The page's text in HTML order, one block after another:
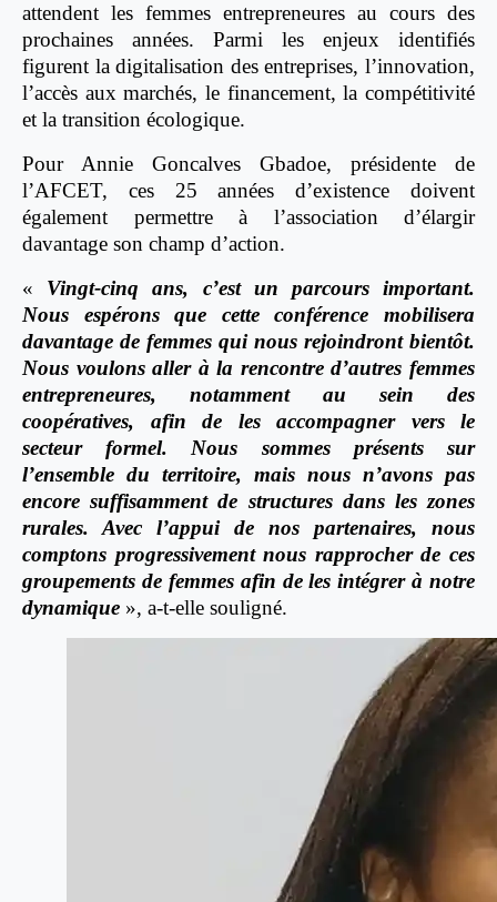
attendent les femmes entrepreneures au cours des
prochaines années. Parmi les enjeux identifiés
figurent la digitalisation des entreprises, l’innovation,
l’accès aux marchés, le financement, la compétitivité
et la transition écologique.
Pour Annie Goncalves Gbadoe, présidente de
l’AFCET, ces 25 années d’existence doivent
également permettre à l’association d’élargir
davantage son champ d’action.
« Vingt-cinq ans, c’est un parcours important.
Nous espérons que cette conférence mobilisera
davantage de femmes qui nous rejoindront bientôt.
Nous voulons aller à la rencontre d’autres femmes
entrepreneures, notamment au sein des
coopératives, afin de les accompagner vers le
secteur formel. Nous sommes présents sur
l’ensemble du territoire, mais nous n’avons pas
encore suffisamment de structures dans les zones
rurales. Avec l’appui de nos partenaires, nous
comptons progressivement nous rapprocher de ces
groupements de femmes afin de les intégrer à notre
dynamique », a-t-elle souligné.